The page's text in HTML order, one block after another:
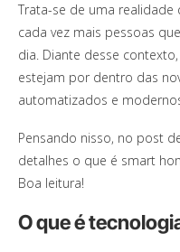
Trata-se de uma
cada vez mais pessoas
dia. Diante desse
estejam por dentro das
automatizados e
Pensando nisso, no post
detalhes o que é smart
Boa leitura!
O que é